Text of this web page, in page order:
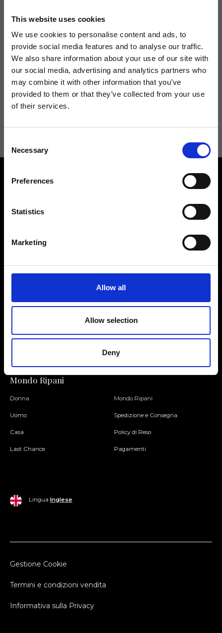
This website uses cookies
We use cookies to personalise content and ads, to
provide social media features and to analyse our traffic.
We also share information about your use of our site with
our social media, advertising and analytics partners who
may combine it with other information that you’ve
provided to them or that they’ve collected from your use
of their services.
Selection
Necessary
Preferences
Statistics
Marketing
Allow all
Allow selection
Deny
Tieniti aggiornato
Non perdere le novità di Ripani, iscriviti alla newsletter!
Rispondiamo a tutte le tue
Mondo Ripani
Donna
Uomo
Casa
Last Chance
Mondo Ripani
Spedizione e Consegna
Policy di Reso
Pagamenti
Lingua Inglese
Gestione Cookie
Termini e condizioni vendita
Informativa sulla Privacy